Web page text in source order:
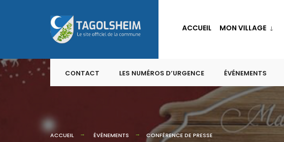
to
content
ACCUEIL MON VILLAGE
CONTACT LES NUMÉROS D’URGENCE ÉVÉNEMENTS
ACCUEIL ÉVÉNEMENTS CONFÉRENCE DE PRESSE